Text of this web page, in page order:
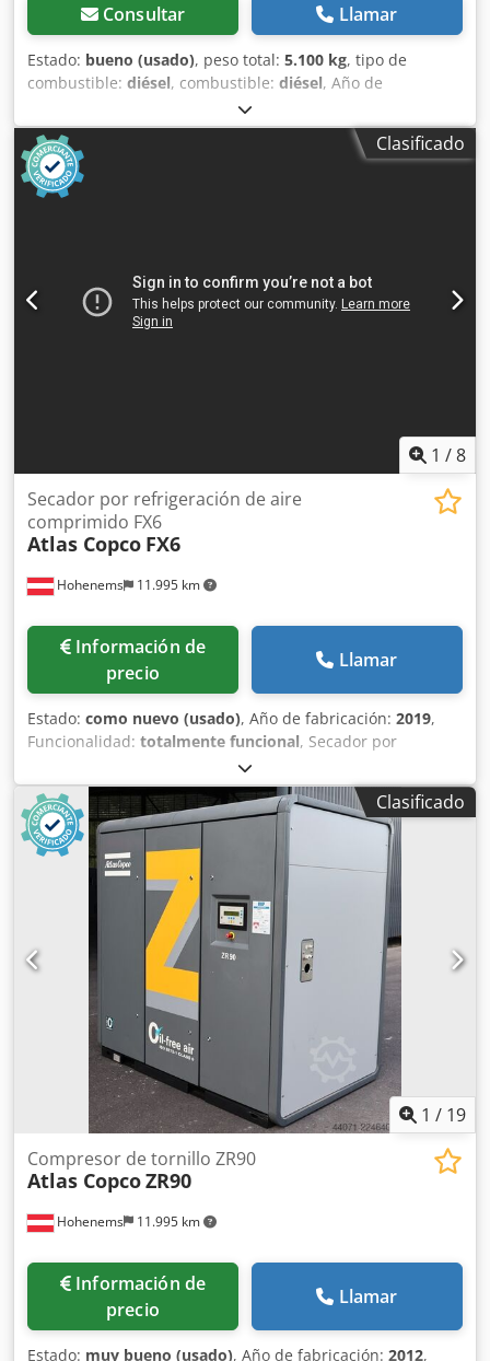
Consultar Llamar
Estado: bueno (usado), peso total: 5.100 kg, tipo de
combustible: diésel, combustible: diésel, Año de
, FABRICACIÓN - ATLASCOPCO TIPO -
XAS426 S/N - YA3-062854-50542371 AÑO - 2005 POTENCIA
(kW) - 166 BOMBA (m3/min) - 25 CIS (bar) - 7 Dcjdpfx Ast
Srw Aoi Rek
Clasificado
1 /8
Hohenems 11.995 km
Secador por refrigeración de aire
comprimido FX6
Atlas Copco FX6
Información de
precio
Llamar
Estado: como nuevo (usado), Año de fabricación: 2019,
Funcionalidad: totalmente funcional, Secador por
refrigeración Atlas Copco FX6, usado 2,34 m³/min 14 bares
Año de fabricación: 2019 Dodpfozrtbiex Ai Reck
Clasificado
1 / 19
Hohenems 11.995 km
Compresor de tornillo ZR90
Atlas CopcoZR90
Información de
precio
Llamar
Estado: muy bueno (usado), Año de fabricación: 2012,